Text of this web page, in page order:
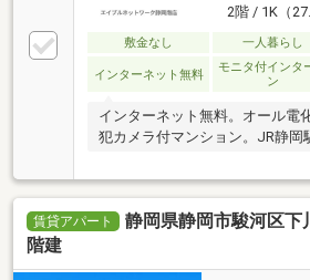
2階 / 1K（
敷金なし 一人暮らし
インターネット無料
モニタ付インタ
ン
インターネット無料。オール電
犯カメラ付マンション。JR静岡
賃貸アパート
静岡県静岡市駿河区下
階建